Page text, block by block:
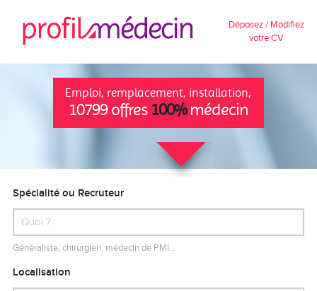
Déposez / Modifiez
votre CV
Emploi, remplacement, installation,
10799 offres 100%médecin
Spécialité ou Recruteur
Généraliste, chirurgien, médecin de PMI…
Localisation